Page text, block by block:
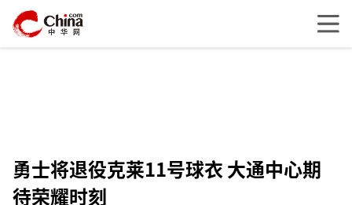
勇士将退役克莱11号球衣 大通中心期
待荣耀时刻